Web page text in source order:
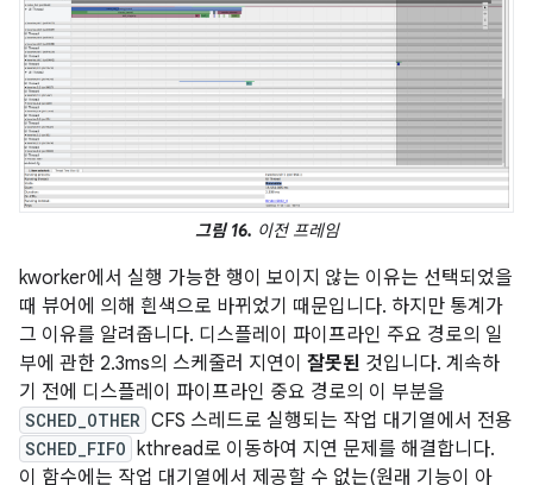
그림 16. 이전 프레임
kworker에서 실행 가능한 행이 보이지 않는 이유는 선택되었을
때 뷰어에 의해 흰색으로 바뀌었기 때문입니다. 하지만 통계가
그 이유를 알려줍니다. 디스플레이 파이프라인 주요 경로의 일
부에 관한 2.3ms의 스케줄러 지연이 잘못된 것입니다. 계속하
기 전에 디스플레이 파이프라인 중요 경로의 이 부분을
SCHED_OTHER CFS 스레드로 실행되는 작업 대기열에서 전용
SCHED_FIFO kthread로 이동하여 지연 문제를 해결합니다.
이 함수에는 작업 대기열에서 제공할 수 없는(원래 기능이 아